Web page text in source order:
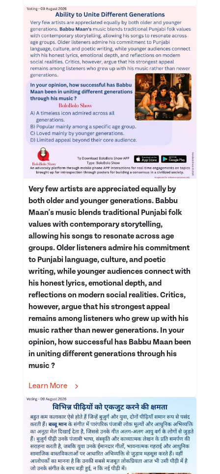
Very few artists are appreciated equally by
both older and younger generations. Babbu
Maan's music blends traditional Punjabi folk
values with contemporary storytelling,
allowing his songs to resonate across age
groups. Older listeners admire his commitment
to Punjabi language, culture, and poetic
writing, while younger audiences connect with
his honest lyrics, emotional depth, and
reflections on modern social realities. Critics,
however, argue that his strongest appeal
remains among listeners who grew up with his
music rather than newer generations. In your
opinion, how successful has Babbu Maan been
in uniting different generations through his
music ?
Learn More